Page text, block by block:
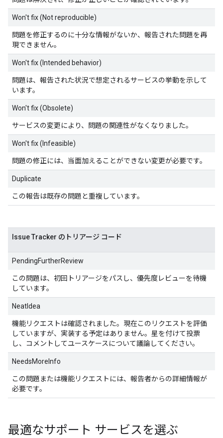
Won't fix (Not reproducible)
問題を修正するのに十分な情報がないか、報告された問題を再
現できません。
Won't fix (Intended behavior)
問題は、報告された状況で想定されるサービスの挙動を示して
います。
Won't fix (Obsolete)
サービスの変更により、問題の関連性がなくなりました。
Won't fix (Infeasible)
問題の修正には、当面加えることができない変更が必要です。
Duplicate
この報告は既存の問題と重複しています。
Issue Tracker のトリアージ コード
PendingFurtherReview
この問題は、初回トリアージをパスし、優先度レビューを待機
しています。
NeatIdea
機能リクエストは確認されました。現在このリクエストを評価
していますが、実装する予定はありません。星を付けて投票
し、コメントしてユースケースについて議論してください。
NeedsMoreInfo
この問題または機能リクエストには、報告者からの詳細情報が
必要です。
最適なサポート サービスを選ぶ